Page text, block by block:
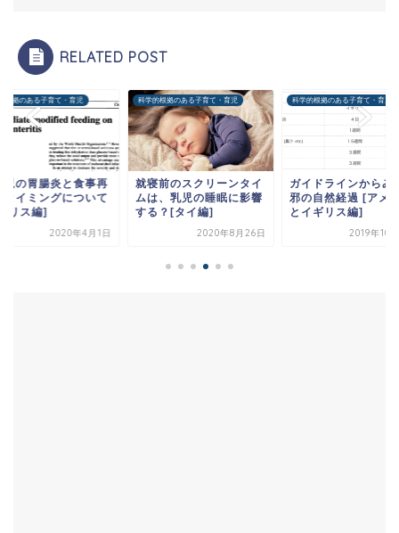
RELATED POST
根拠のある子育て・育児
児の胃腸炎と食事再
タイミングについて
リス編]
2020年4月1日
科学的根拠のある子育て・育児
就寝前のスクリーンタイ
ムは、乳児の睡眠に影響
する？[タイ編]
2020年8月26日
科学的根拠のある子育て・育児
ガイドラインからみ
邪の自然経過 [アメ
とイギリス編]
2019年10